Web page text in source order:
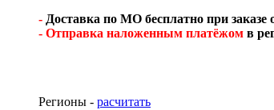
- Доставка по МО бесплатно при заказе
- Отправка наложенным платёжом в
Регионы - расчитать